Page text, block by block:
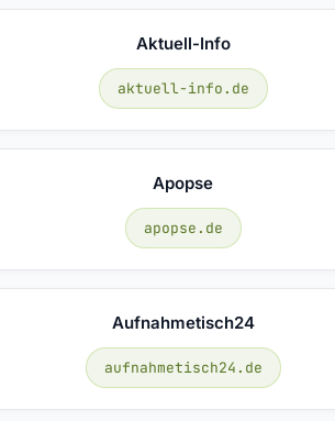
Aktuell-Info
aktuell-info.de
Apopse
apopse.de
Aufnahmetisch24
aufnahmetisch24.de